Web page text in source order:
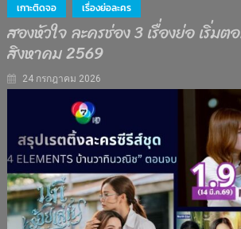
เกาะติดจอ
เรื่องย่อละคร
สองหัวใจ ละครช่อง 3 เรื่องย่อ เริ่มต
สิงหาคม 2569
24 กรกฎาคม 2026